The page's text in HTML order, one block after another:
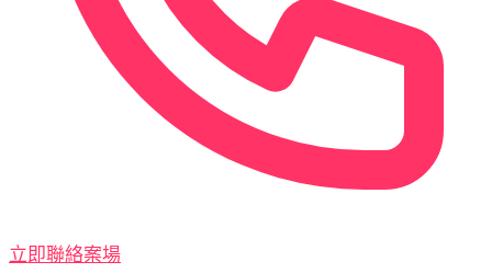
立即聯絡案場